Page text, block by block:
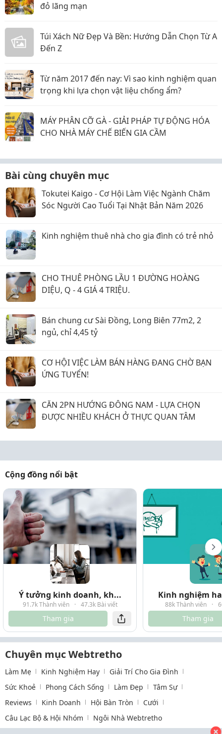
đỏ lãng mạn
Túi Xách Nữ Đẹp Và Bền: Hướng Dẫn Chọn Từ A
Đến Z
Từ năm 2017 đến nay: Vì sao kinh nghiệm quan
trọng khi lựa chọn vật liệu chống ẩm?
MÁY PHÂN CỠ GÀ - GIẢI PHÁP TỰ ĐỘNG HÓA
CHO NHÀ MÁY CHẾ BIẾN GIA CẦM
Bài cùng chuyên mục
Tokutei Kaigo - Cơ Hội Làm Việc Ngành Chăm
Sóc Người Cao Tuổi Tại Nhật Bản Năm 2026
Kinh nghiệm thuê nhà cho gia đình có trẻ nhỏ
CHO THUÊ PHÒNG LẦU 1 ĐƯỜNG HOÀNG
DIỆU, Q - 4 GIÁ 4 TRIỆU.
Bán chung cư Sài Đồng, Long Biên 77m2, 2
ngủ, chỉ 4,45 tỷ
CƠ HỘI VIỆC LÀM BÁN HÀNG ĐANG CHỜ BẠN
ỨNG TUYỂN!
CĂN 2PN HƯỚNG ĐÔNG NAM - LỰA CHỌN
ĐƯỢC NHIỀU KHÁCH Ở THỰC QUAN TÂM
Cộng đồng nổi bật
Ý tưởng kinh doanh, kh...
91.7k Thành viên · 47.3k Bài viết
Tham gia
Kinh nghiệm
88k Thành viên ·
Tham gia
Chuyên mục Webtretho
Làm Mẹ Kinh Nghiệm Hay
Giải Trí Cho Gia Đình
Sức Khoẻ
Phong Cách Sống Làm Đẹp
Tâm Sự
Reviews
Kinh Doanh Hội Bàn Tròn
Cưới
Câu Lạc Bộ & Hội Nhóm
Ngôi Nhà Webtretho